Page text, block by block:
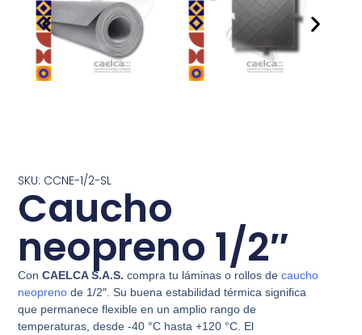
SKU: CCNE-1/2-SL
Caucho
neopreno 1/2″
ConCAELCA S.A.S. compra tu láminas o rollos decaucho
neopreno de 1/2″. Su buena estabilidad térmica significa
que permanece flexible en un amplio rango de
temperaturas, desde -40 °C hasta +120 °C. El